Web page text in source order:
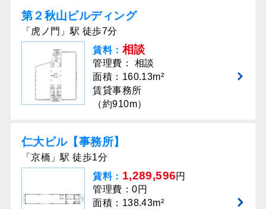
第２秋山ビルディング
「虎ノ門」駅 徒歩7分
賃料： 相談
管理費： 相談
面積：160.13m²
賃貸事務所
（約910m）
仁大ビル【事務所】
「京橋」駅 徒歩1分
賃料： 1,289,596円
管理費：0円
面積：138.43m²